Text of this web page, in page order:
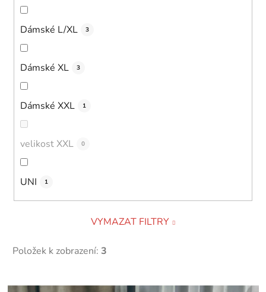
Dámské L/XL 3
Dámské XL 3
Dámské XXL 1
velikost XXL 0
UNI 1
VYMAZAT FILTRY
Položek k zobrazení: 3
V